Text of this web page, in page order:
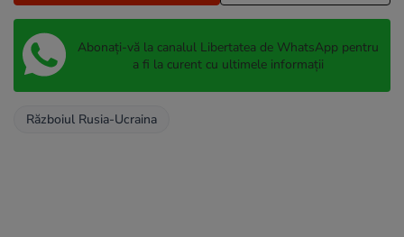
Abonați-vă la canalul Libertatea de WhatsApp pentru
a fi la curent cu ultimele informații
Războiul Rusia-Ucraina